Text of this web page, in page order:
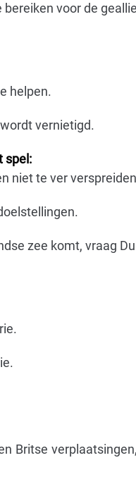
voor de
helpen.
vernietigd.
spel:
niet te ver
zee komt, vraag
Britse